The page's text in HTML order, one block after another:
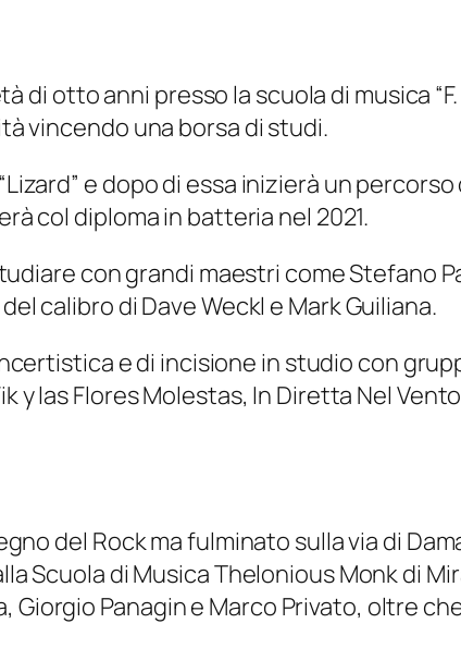
di otto anni presso la scuola di musica
vincendo una borsa di studi.
e dopo di essa inizierà un
col diploma in batteria nel 2021.
con grandi maestri come Stefano
calibro di Dave Weckl e Mark Guiliana.
e di incisione in studio con
y las Flores Molestas, In Diretta Nel
del Rock ma fulminato sulla via di
Scuola di Musica Thelonious Monk di
Panagin e Marco Privato, oltre